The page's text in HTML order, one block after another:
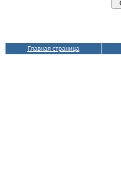
Главная страница